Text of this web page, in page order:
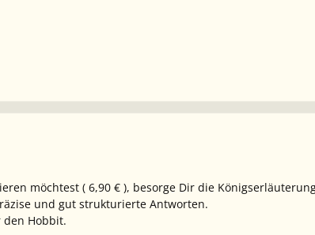
möchtest ( 6,90 € ), besorge Dir die
und gut strukturierte Antworten.
den Hobbit.